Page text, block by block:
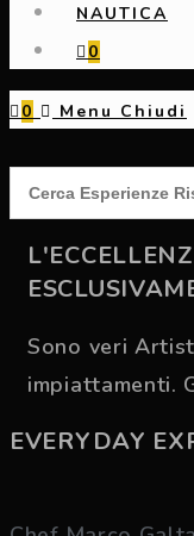
NAUTICA
0
0 Menu Chiudi
Up to
SHOP NOW
Sono veri
impiattamenti.
EVERYDAY